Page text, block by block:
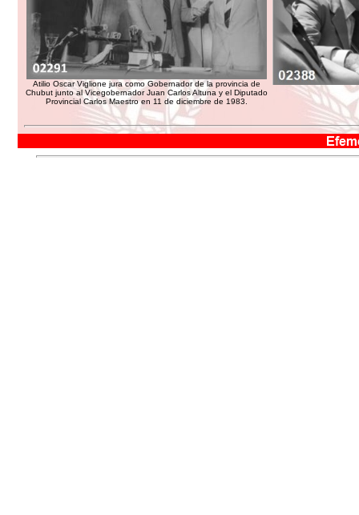
Atilio Oscar Viglione jura como Gobernador de la provincia de
Chubut junto al Vicegobernador Juan Carlos Altuna y el Diputado
Provincial Carlos Maestro en 11 de diciembre de 1983.